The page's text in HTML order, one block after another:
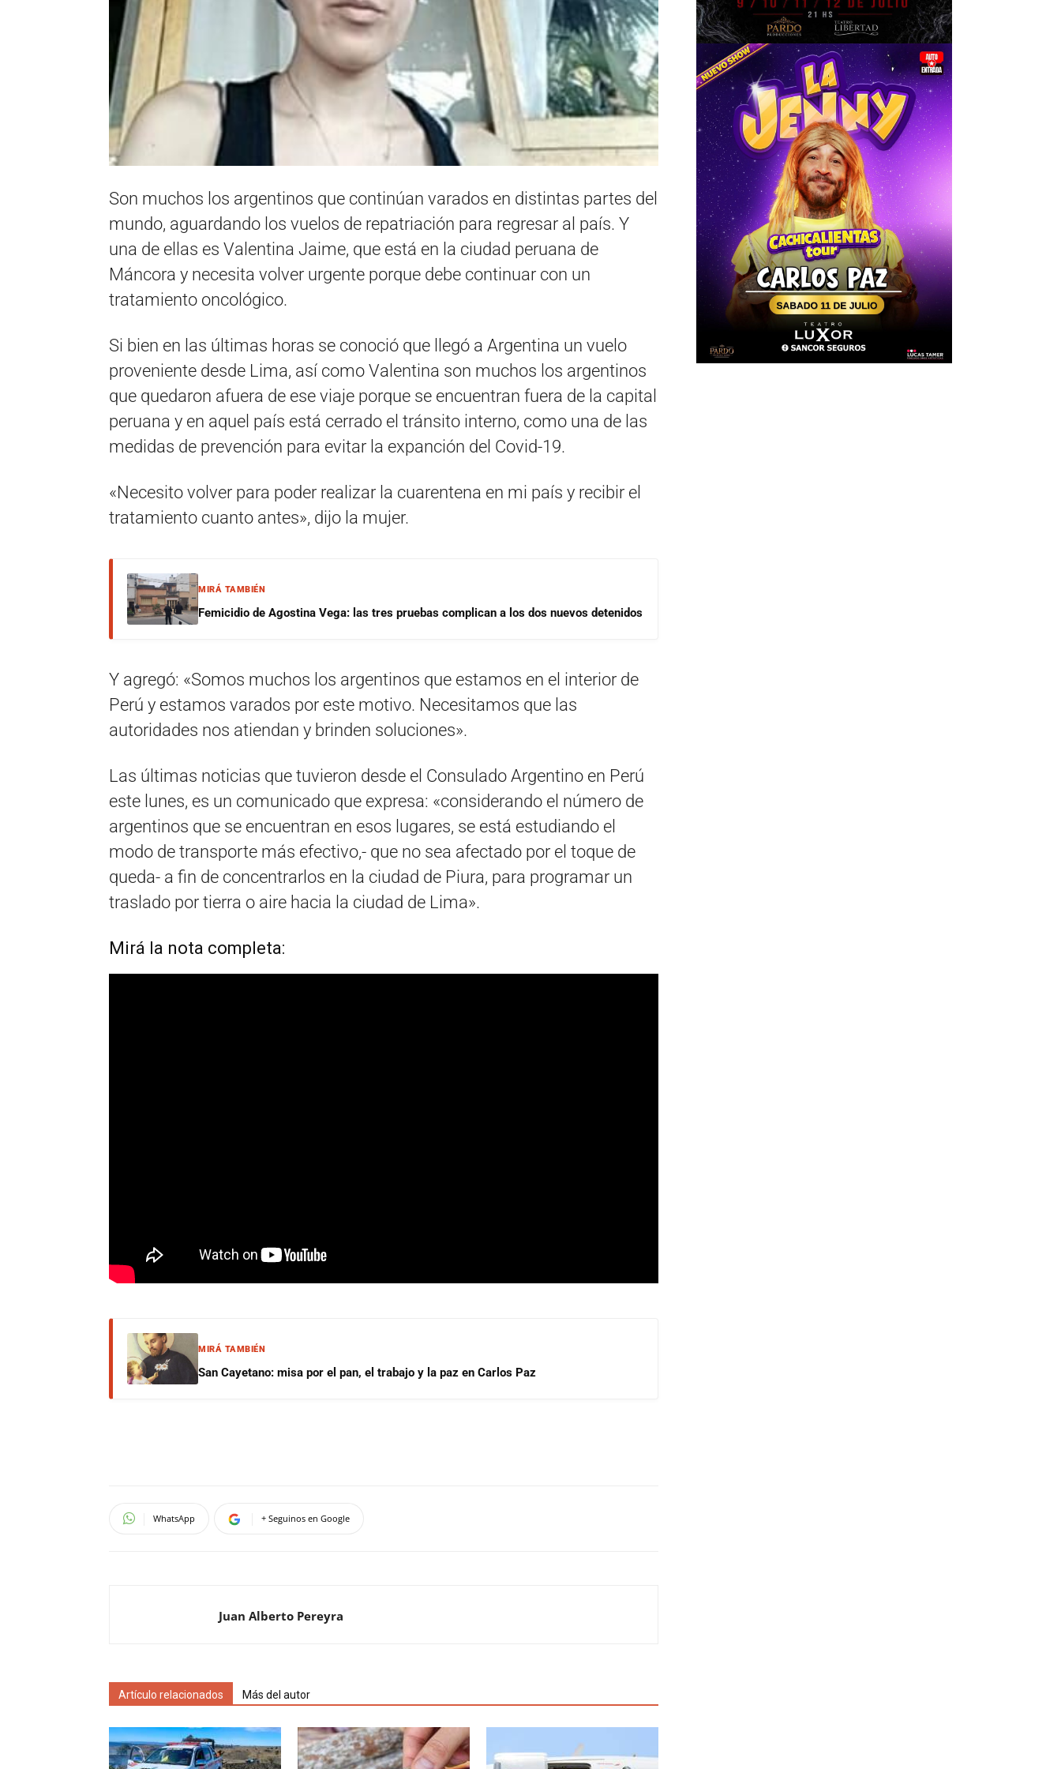
Son muchos los argentinos que continúan varados en distintas partes del
mundo, aguardando los vuelos de repatriación para regresar al país. Y
una de ellas es Valentina Jaime, que está en la ciudad peruana de
Máncora y necesita volver urgente porque debe continuar con un
tratamiento oncológico.
Si bien en las últimas horas se conoció que llegó a Argentina un vuelo
proveniente desde Lima, así como Valentina son muchos los argentinos
que quedaron afuera de ese viaje porque se encuentran fuera de la capital
peruana y en aquel país está cerrado el tránsito interno, como una de las
medidas de prevención para evitar la expanción del Covid-19.
«Necesito volver para poder realizar la cuarentena en mi país y recibir el
tratamiento cuanto antes», dijo la mujer.
MIRÁ TAMBIÉN
Femicidio de Agostina Vega: las tres pruebas complican a los dos nuevos detenidos
Y agregó: «Somos muchos los argentinos que estamos en el interior de
Perú y estamos varados por este motivo. Necesitamos que las
autoridades nos atiendan y brinden soluciones».
Las últimas noticias que tuvieron desde el Consulado Argentino en Perú
este lunes, es un comunicado que expresa: «considerando el número de
argentinos que se encuentran en esos lugares, se está estudiando el
modo de transporte más efectivo,- que no sea afectado por el toque de
queda- a fin de concentrarlos en la ciudad de Piura, para programar un
traslado por tierra o aire hacia la ciudad de Lima».
Mirá la nota completa:
MIRÁ TAMBIÉN
San Cayetano: misa por el pan, el trabajo y la paz en Carlos Paz
WhatsApp + Seguinos en Google
Juan Alberto Pereyra
Artículo relacionados Más del autor